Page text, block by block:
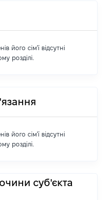
його сім'ї відсутні
розділі.
його сім'ї відсутні
розділі.
суб'єкта